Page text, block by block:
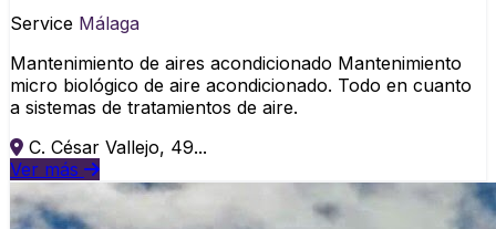
Service Málaga
Mantenimiento de aires acondicionado Mantenimiento
micro biológico de aire acondicionado. Todo en cuanto
a sistemas de tratamientos de aire.
C. César Vallejo, 49...
Ver más